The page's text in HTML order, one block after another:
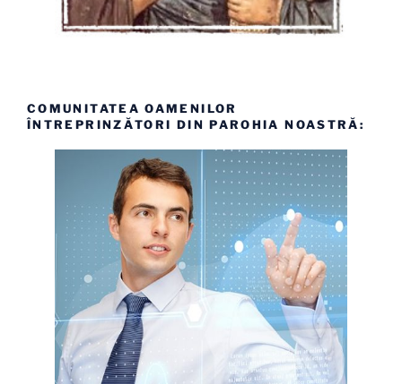
COMUNITATEA OAMENILOR
ÎNTREPRINZĂTORI DIN PAROHIA NOASTRĂ: